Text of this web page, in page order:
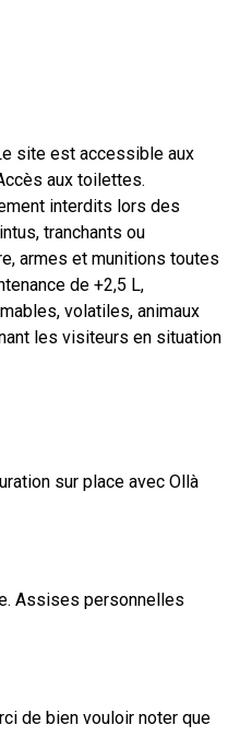
site est accessible aux
aux toilettes.
interdits lors des
tranchants ou
armes et munitions toutes
de +2,5 L,
volatiles, animaux
les visiteurs en situation
sur place avec Ollà
Assises personnelles
de bien vouloir noter que